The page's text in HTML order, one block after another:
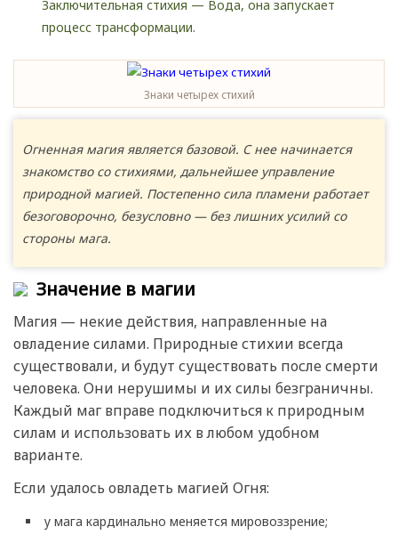
Заключительная стихия — Вода, она запускает
процесс трансформации.
Знаки четырех стихий
Огненная магия является базовой. С нее начинается
знакомство со стихиями, дальнейшее управление
природной магией. Постепенно сила пламени работает
безоговорочно, безусловно — без лишних усилий со
стороны мага.
Значение в магии
Магия — некие действия, направленные на
овладение силами. Природные стихии всегда
существовали, и будут существовать после смерти
человека. Они нерушимы и их силы безграничны.
Каждый маг вправе подключиться к природным
силам и использовать их в любом удобном
варианте.
Если удалось овладеть магией Огня:
у мага кардинально меняется мировоззрение;